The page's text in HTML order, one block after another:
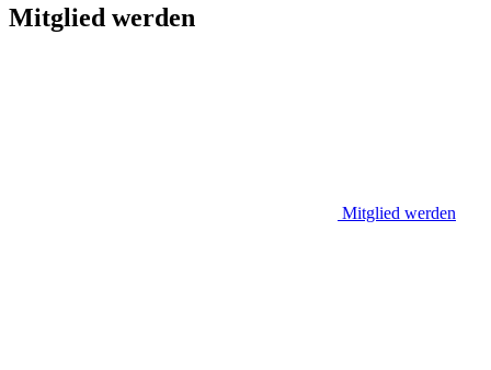
Mitglied werden
Mitglied werden